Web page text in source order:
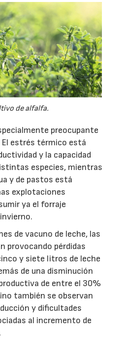
de alfalfa.
preocupante
El estrés térmico está
y la capacidad
especies, mientras
y de pastos está
explotaciones
ya el forraje
de vacuno de leche, las
provocando pérdidas
y siete litros de leche
de una disminución
de entre el 30%
también se observan
y dificultades
al incremento de